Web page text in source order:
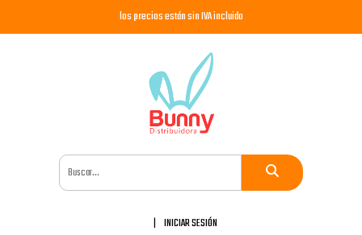
los precios están sin IVA incluido
INICIAR SESIÓN